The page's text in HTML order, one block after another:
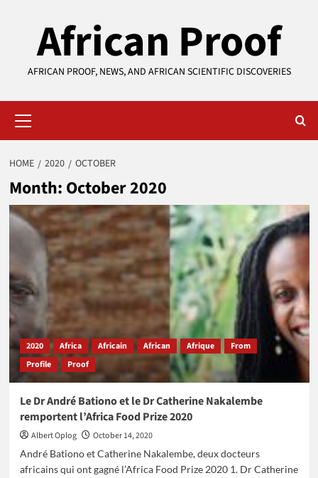
African Proof
AFRICAN PROOF, NEWS, AND AFRICAN SCIENTIFIC DISCOVERIES
Menu
HOME 2020 OCTOBER
Month: October 2020
2020 Africa Africain African Afrique
From
Profile
Proof
Le Dr André Bationo et le Dr Catherine Nakalembe
remportent l’Africa Food Prize 2020
Albert Oplog
October 14, 2020
André Bationo et Catherine Nakalembe, deux docteurs
africains qui ont gagné l’Africa Food Prize 2020 1. Dr Catherine